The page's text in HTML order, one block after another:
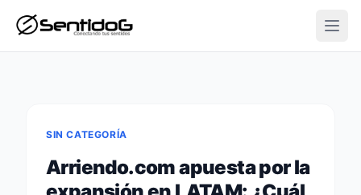
SIN CATEGORÍA
Arriendo.com apuesta por la